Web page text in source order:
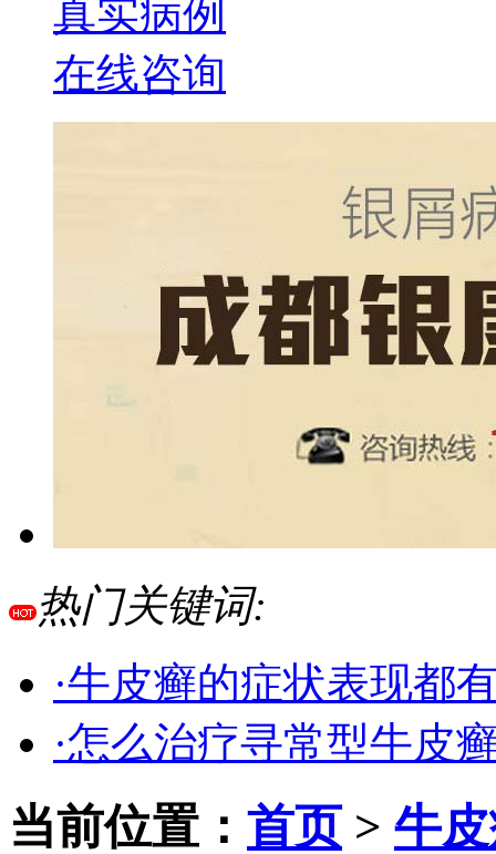
真实病例
在线咨询
热门关键词:
·牛皮癣的症状表现都
·怎么治疗寻常型牛皮
当前位置： 首页> 牛